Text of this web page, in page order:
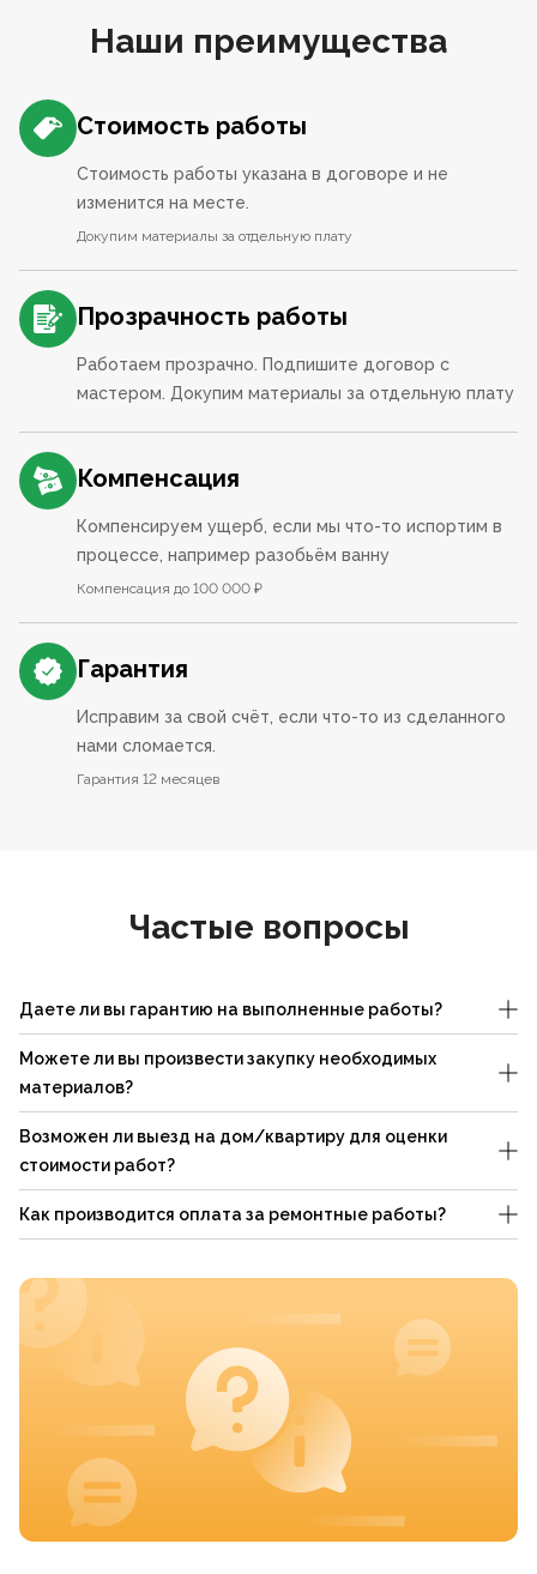
Наши преимущества
Стоимость работы
Стоимость работы указана в договоре и не
изменится на месте.
Докупим материалы за отдельную плату
Прозрачность работы
Работаем прозрачно. Подпишите договор с
мастером. Докупим материалы за отдельную плату
Компенсация
Компенсируем ущерб, если мы что-то испортим в
процессе, например разобьём ванну
Компенсация до 100 000 ₽
Гарантия
Исправим за свой счёт, если что-то из сделанного
нами сломается.
Гарантия 12 месяцев
Частые вопросы
Даете ли вы гарантию на выполненные работы?
Можете ли вы произвести закупку необходимых
материалов?
Возможен ли выезд на дом/квартиру для оценки
стоимости работ?
Как производится оплата за ремонтные работы?